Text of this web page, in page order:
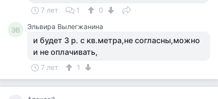
7 лет 1 0
ЭВ Эльвира Вылегжанина
и будет 3 р. с кв.метра,не согласны,можно
и не оплачивать,
7 лет 1